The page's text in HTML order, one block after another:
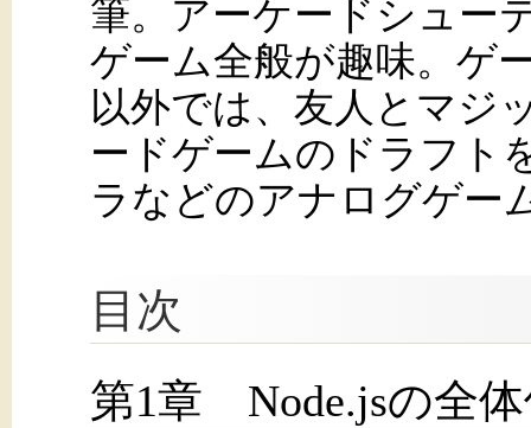
筆。アーケードシュー
ゲーム全般が趣味。ゲ
以外では、友人とマジ
ードゲームのドラフト
ラなどのアナログゲー
目次
第1章 Node.jsの全